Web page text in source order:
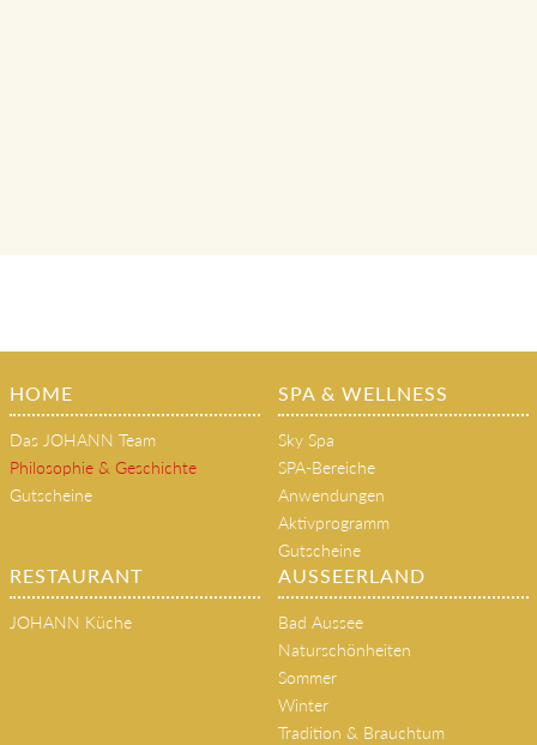
HOME
Das JOHANN Team
Philosophie & Geschichte
Gutscheine
SPA & WELLNESS
Sky Spa
SPA-Bereiche
Anwendungen
Aktivprogramm
Gutscheine
RESTAURANT
JOHANN Küche
AUSSEERLAND
Bad Aussee
Naturschönheiten
Sommer
Winter
Tradition & Brauchtum